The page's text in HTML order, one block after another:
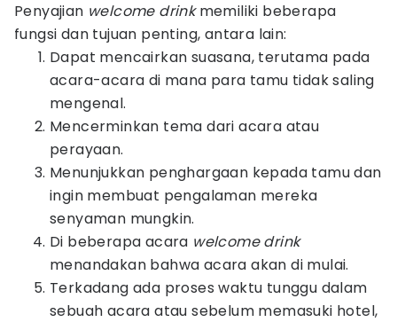
Penyajian welcome drinkmemiliki beberapa
fungsi dan tujuan penting, antara lain:
Dapat mencairkan suasana, terutama pada
acara-acara di mana para tamu tidak saling
mengenal.
Mencerminkan tema dari acara atau
perayaan.
Menunjukkan penghargaan kepada tamu dan
ingin membuat pengalaman mereka
senyaman mungkin.
Di beberapa acara welcome drink
menandakan bahwa acara akan di mulai.
Terkadang ada proses waktu tunggu dalam
sebuah acara atau sebelum memasuki hotel,